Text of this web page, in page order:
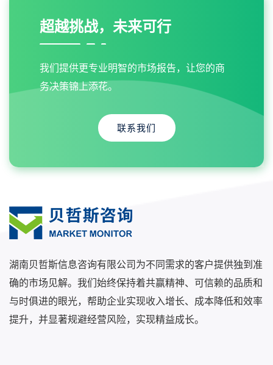
超越挑战，未来可行
我们提供更专业明智的市场报告，让您的商
务决策锦上添花。
联系我们
湖南贝哲斯信息咨询有限公司为不同需求的客户提供独到准
确的市场见解。我们始终保持着共赢精神、可信赖的品质和
与时俱进的眼光，帮助企业实现收入增长、成本降低和效率
提升，并显著规避经营风险，实现精益成长。